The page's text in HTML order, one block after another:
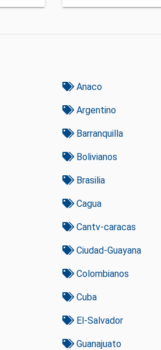
Anaco
Argentino
Barranquilla
Bolivianos
Brasilia
Cagua
Cantv-caracas
Ciudad-Guayana
Colombianos
Cuba
El-Salvador
Guanajuato